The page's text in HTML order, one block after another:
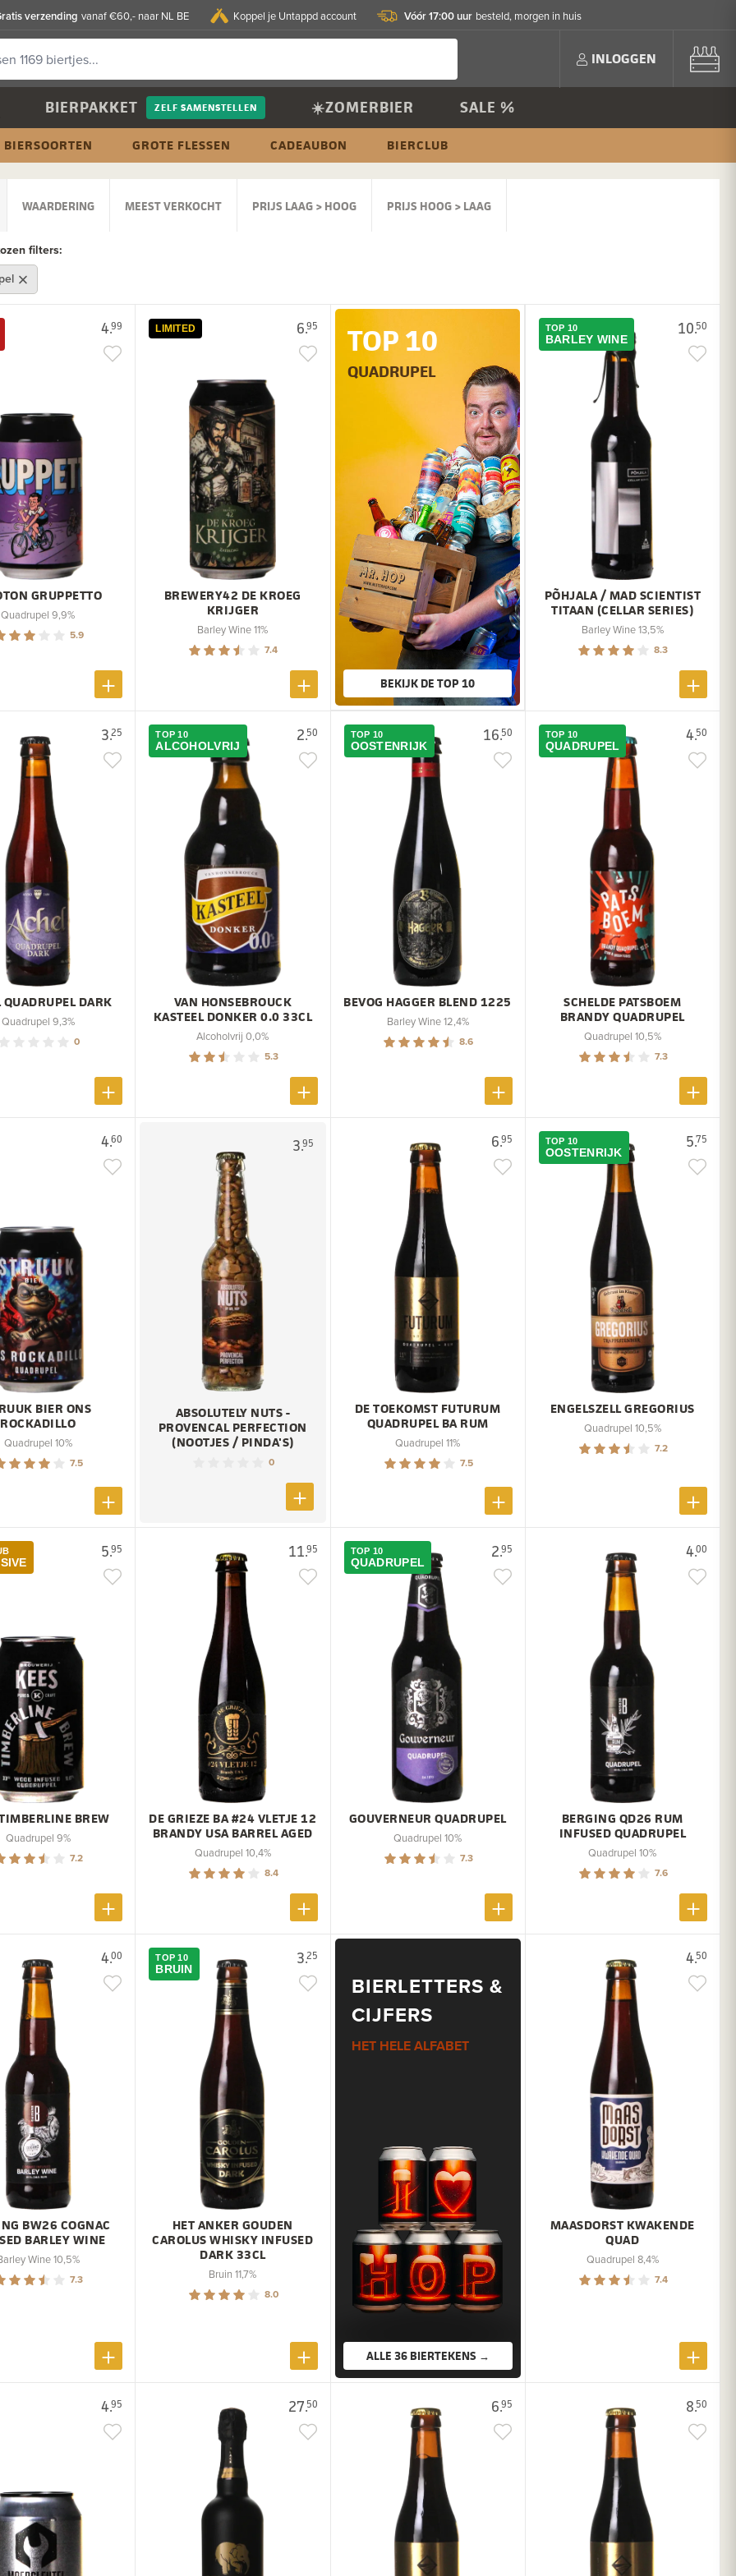
verzending vanaf €60,- naar NL BE Koppel je Untappd account Vóór 17:00 uur besteld, morgen in huis
INLOGGEN
BIERPAKKET ZELF SAMENSTELLEN ☀️ZOMERBIER SALE %
BIERSOORTEN GROTE FLESSEN CADEAUBON BIERCLUB
WAARDERING MEEST VERKOCHT PRIJS LAAG > HOOG PRIJS HOOG > LAAG
filters:
4.99
GRUPPETTO
Quadrupel 9,9%
5.9
6.95
LIMITED
BREWERY42 DE KROEG
KRIJGER
Barley Wine 11%
7.4
TOP 10
QUADRUPEL
BEKIJK DE TOP 10
10.50
TOP 10
BARLEY WINE
PÕHJALA / MAD SCIENTIST
TITAAN (CELLAR SERIES)
Barley Wine 13,5%
8.3
3.25
QUADRUPEL DARK
Quadrupel 9,3%
0
2.50
TOP 10
ALCOHOLVRIJ
VAN HONSEBROUCK
KASTEEL DONKER 0.0 33CL
Alcoholvrij 0,0%
5.3
16.50
TOP 10
OOSTENRIJK
BEVOG HAGGER BLEND 1225
Barley Wine 12,4%
8.6
4.50
TOP 10
QUADRUPEL
SCHELDE PATSBOEM
BRANDY QUADRUPEL
Quadrupel 10,5%
7.3
4.60
BIER ONS
ROCKADILLO
Quadrupel 10%
7.5
3.95
ABSOLUTELY NUTS -
PROVENCAL PERFECTION
(NOOTJES / PINDA'S)
0
6.95
DE TOEKOMST FUTURUM
QUADRUPEL BA RUM
Quadrupel 11%
7.5
5.75
TOP 10
OOSTENRIJK
ENGELSZELL GREGORIUS
Quadrupel 10,5%
7.2
5.95
BREW
Quadrupel 9%
7.2
11.95
DE GRIEZE BA #24 VLETJE 12
BRANDY USA BARREL AGED
Quadrupel 10,4%
8.4
2.95
TOP 10
QUADRUPEL
GOUVERNEUR QUADRUPEL
Quadrupel 10%
7.3
4.00
BERGING QD26 RUM
INFUSED QUADRUPEL
Quadrupel 10%
7.6
4.00
BW26 COGNAC
BARLEY WINE
Wine 10,5%
7.3
3.25
TOP 10
BRUIN
HET ANKER GOUDEN
CAROLUS WHISKY INFUSED
DARK 33CL
Bruin 11,7%
8.0
BIERLETTERS &
CIJFERS
HET HELE ALFABET
ALLE 36 BIERTEKENS →
4.50
MAASDORST KWAKENDE
QUAD
Quadrupel 8,4%
7.4
4.95 27.50 6.95 8.50